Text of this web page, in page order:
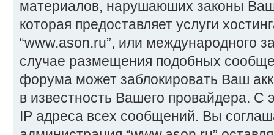
материалов, нарушаюших законы
которая предоставляет услуги
“www.ason.ru”, или международного
случае размещения подобных
форума может заблокировать Ваш
в известность Вашего провайдера. С
IP адреса всех сообщений. Вы